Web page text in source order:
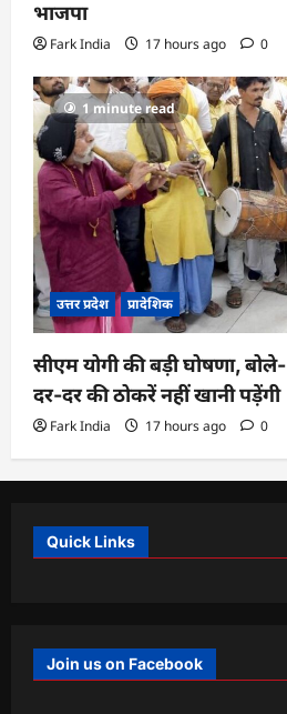
भाजपा
Fark India 17 hours ago 0
1 minute read
उत्तर प्रदेश प्रादेशिक
सीएम योगी की बड़ी घोषणा,
दर-दर की ठोकरें नहीं खानी पड़ेंगी
Fark India 17 hours ago 0
Quick Links
Join us on Facebook